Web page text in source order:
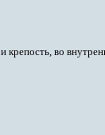
во